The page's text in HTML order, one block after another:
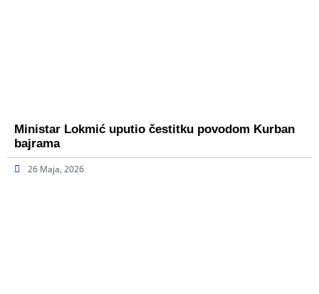
Ministar Lokmić uputio čestitku povodom Kurban
bajrama
26 Maja, 2026